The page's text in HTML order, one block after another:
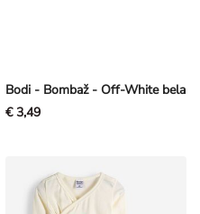
Bodi - Bombaž - Off-White bela
€ 3,49